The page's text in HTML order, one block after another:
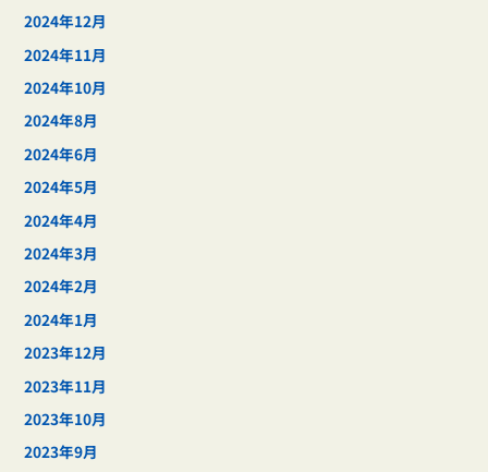
2024年12月
2024年11月
2024年10月
2024年8月
2024年6月
2024年5月
2024年4月
2024年3月
2024年2月
2024年1月
2023年12月
2023年11月
2023年10月
2023年9月